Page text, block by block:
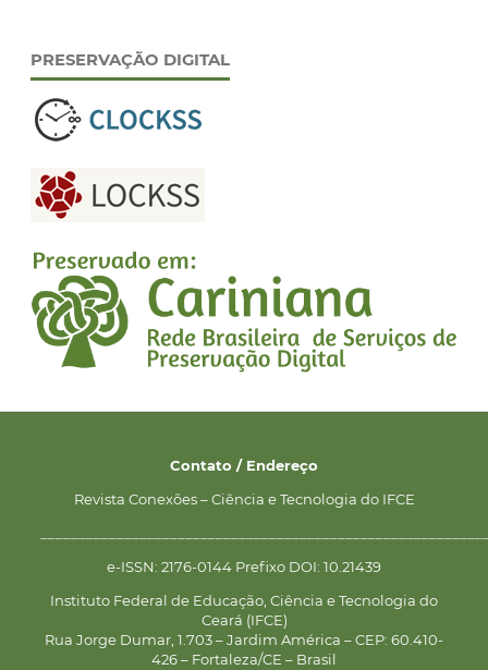
PRESERVAÇÃO DIGITAL
Contato / Endereço
Revista Conexões – Ciência e Tecnologia do IFCE
e-ISSN: 2176-0144 Prefixo DOI: 10.21439
Instituto Federal de Educação, Ciência e Tecnologia do
Ceará (IFCE)
Rua Jorge Dumar, 1.703 – Jardim América – CEP: 60.410-
426 – Fortaleza/CE – Brasil